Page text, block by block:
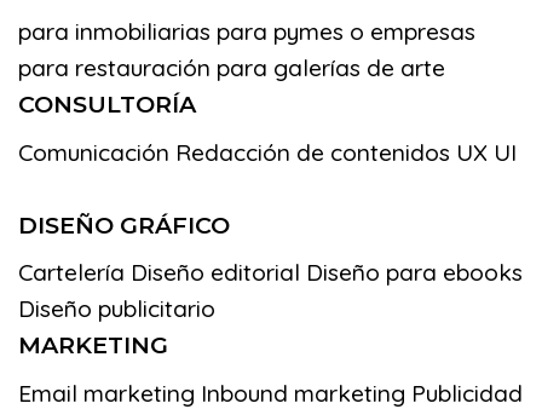
para inmobiliarias para pymes o empresas
para restauración para galerías de arte
CONSULTORÍA
Comunicación Redacción de contenidos UX UI
DISEÑO GRÁFICO
Cartelería Diseño editorial Diseño para ebooks
Diseño publicitario
MARKETING
Email marketing Inbound marketing Publicidad